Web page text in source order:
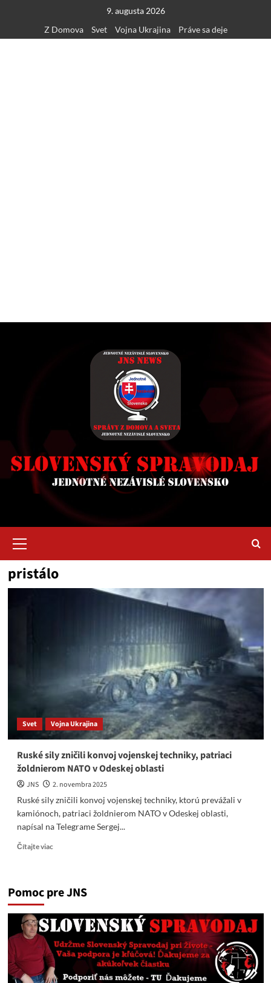
content
9. augusta 2026
Z Domova
Svet Vojna Ukrajina Práve sa deje
Menu
pristálo
Svet Vojna Ukrajina
Ruské sily zničili konvoj vojenskej ​​techniky, ​​patriaci
žoldnierom NATO v Odeskej oblasti
JNS
2. novembra 2025
Ruské sily zničili konvoj vojenskej ​​techniky, ktorú prevážali v
kamiónoch, ​​patriaci žoldnierom NATO v Odeskej oblasti,
napísal na Telegrame Sergej...
Čítajte viacRead
sily
konvoj
vojenskej
techniky,
​​
patriaci
Pomoc pre JNS